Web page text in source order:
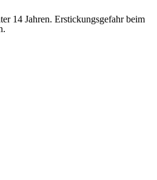
14 Jahren. Erstickungsgefahr beim